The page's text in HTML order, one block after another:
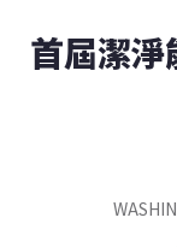
首屆潔淨